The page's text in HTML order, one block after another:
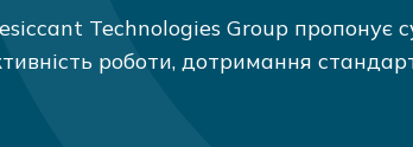
Technologies Group пропонує
роботи, дотримання